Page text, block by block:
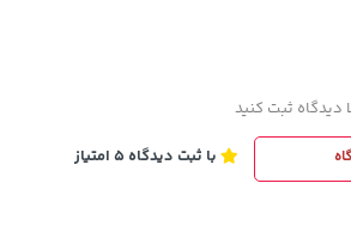
خرید
5,630,000 تومان
دیدگاه ثبت کنید
با ثبت دیدگاه 5 امتیاز